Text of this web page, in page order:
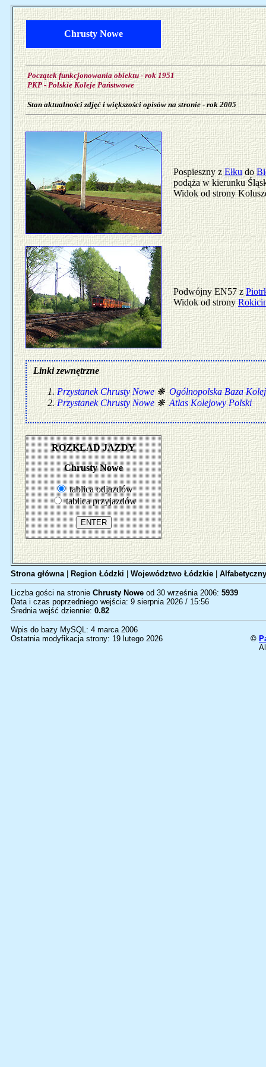
Chrusty Nowe
Początek funkcjonowania obiektu - rok 1951
PKP - Polskie Koleje Państwowe
Stan aktualności zdjęć i większości opisów na stronie - rok 2005
Pospieszny zEłku do
podąża w kierunku
Widok od strony
Podwójny EN57 z
Widok od strony
Linki zewnętrzne
Przystanek Chrusty Nowe❋Ogólnopolska Baza
Przystanek Chrusty Nowe❋Atlas Kolejowy Polski
ROZKŁAD JAZDY
Chrusty Nowe
tablica odjazdów
tablica przyjazdów
Strona główna| Region Łódzki Województwo Łódzkie
Liczba gości na stronie Chrusty Nowe od 30 września 2006: 5939
Data i czas poprzedniego wejścia: 9 sierpnia 2026 / 15:56
Średnia wejść dziennie: 0.82
Wpis do bazy MySQL: 4 marca 2006
Ostatnia modyfikacja strony: 19 lutego 2026
©